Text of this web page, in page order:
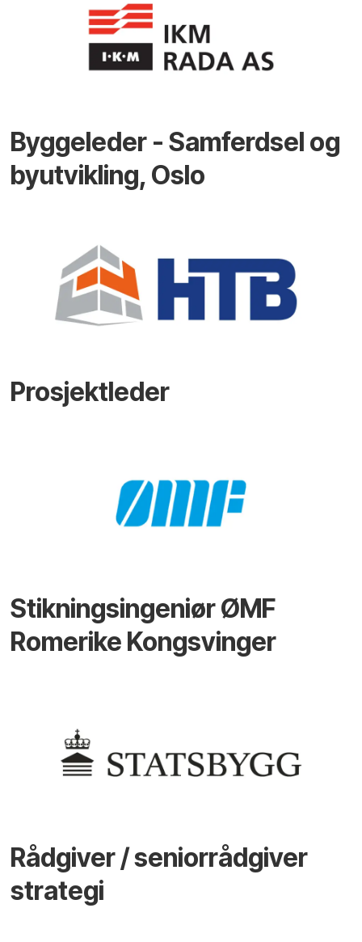
Byggeleder - Samferdsel og
byutvikling, Oslo
Prosjektleder
Stikningsingeniør ØMF
Romerike Kongsvinger
Rådgiver / seniorrådgiver
strategi